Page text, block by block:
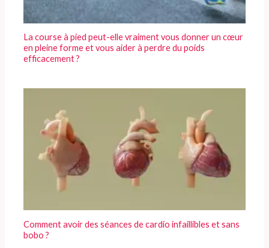
La course à pied peut-elle vraiment vous donner un cœur
en pleine forme et vous aider à perdre du poids
efficacement ?
Comment avoir des séances de cardio infaillibles et sans
bobo ?